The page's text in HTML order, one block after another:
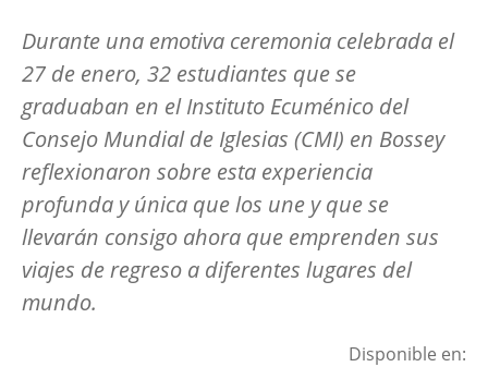
Durante una emotiva ceremonia celebrada el
27 de enero, 32 estudiantes que se
graduaban en el Instituto Ecuménico del
Consejo Mundial de Iglesias (CMI) en Bossey
reflexionaron sobre esta experiencia
profunda y única que los une y que se
llevarán consigo ahora que emprenden sus
viajes de regreso a diferentes lugares del
mundo.
Disponible en: